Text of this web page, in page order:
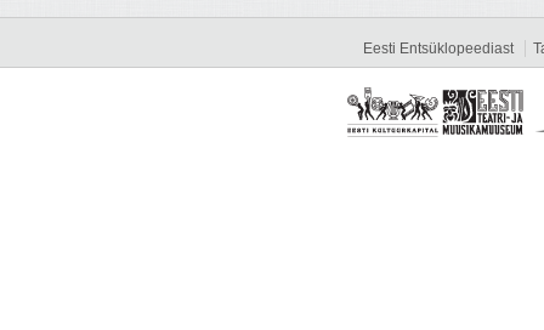
Eesti Entsüklopeediast